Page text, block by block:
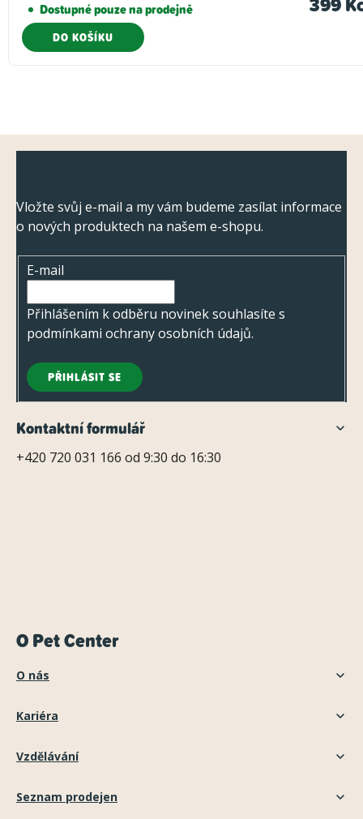
Dostupné pouze na prodejně
DO KOŠÍKU
Vložte svůj e-mail a my vám budeme zasílat informace
o nových produktech na našem e-shopu.
E-mail
Přihlášením k odběru novinek souhlasíte s
podmínkami ochrany osobních údajů.
PŘIHLÁSIT SE
Kontaktní formulář
+420 720 031 166 od 9:30 do 16:30
O Pet Center
O nás
Kariéra
Vzdělávání
Seznam prodejen